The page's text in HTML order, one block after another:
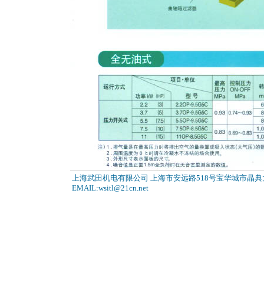
上海武田机电有限公司 上海市安远路518号宝华城市晶
EMAIL:wsitl@21cn.net